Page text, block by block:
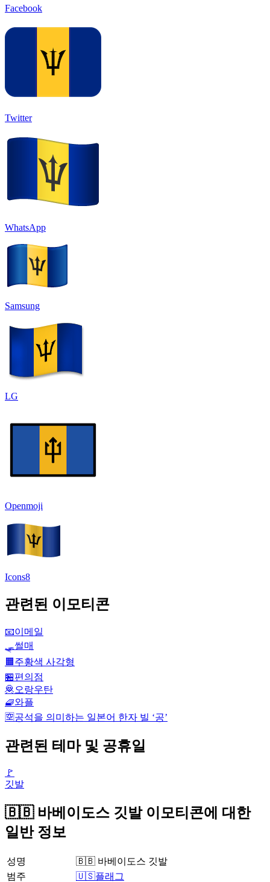
Facebook
Twitter
WhatsApp
Samsung
LG
Openmoji
Icons8
관련된 이모티콘
📧이메일
🛷썰매
🟧 주황색 사각형
🏪편의점
🦧오랑우탄
🧇와플
🈳공석을 의미하는 일본어 한자 빌 ‘공’
관련된 테마 및 공휴일
🚩
깃발
🇧🇧 바베이도스 깃발 이모티콘에 대한
일반 정보
성명
🇧🇧 바베이도스 깃발
범주
🇺🇸플래그